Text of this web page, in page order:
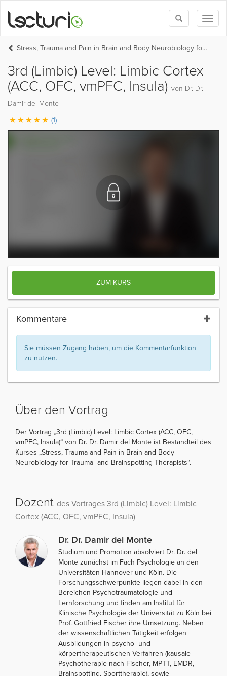
Toggle
search
Stress, Trauma and Pain in Brain and Body Neurobiology for Trauma- and Brainspotting Therapists
3rd (Limbic) Level: Limbic Cortex
(ACC, OFC, vmPFC, Insula) von Dr. Dr.
Damir del Monte
(1)
ZUM KURS
Kommentare
Sie müssen Zugang haben, um die Kommentarfunktion
zu nutzen.
Über den Vortrag
Der Vortrag „3rd (Limbic) Level: Limbic Cortex (ACC, OFC,
vmPFC, Insula)“ von Dr. Dr. Damir del Monte ist Bestandteil des
Kurses „Stress, Trauma and Pain in Brain and Body
Neurobiology for Trauma- and Brainspotting Therapists“.
Dozent des Vortrages 3rd (Limbic) Level: Limbic
Cortex (ACC, OFC, vmPFC, Insula)
Dr. Dr. Damir del Monte
Studium und Promotion absolviert Dr. Dr. del
Monte zunächst im Fach Psychologie an den
Universitäten Hannover und Köln. Die
Forschungsschwerpunkte liegen dabei in den
Bereichen Psychotraumatologie und
Lernforschung und finden am Institut für
Klinische Psychologie der Universität zu Köln bei
Prof. Gottfried Fischer ihre Umsetzung. Neben
der wissenschaftlichen Tätigkeit erfolgen
Ausbildungen in psycho- und
körpertherapeutischen Verfahren (kausale
Psychotherapie nach Fischer, MPTT, EMDR,
Brainspotting, Sporttherapie), sowie